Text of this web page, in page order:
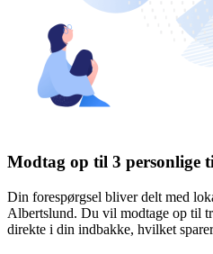
Modtag op til 3 personlige
Din forespørgsel bliver delt med
Albertslund. Du vil modtage op til
direkte i din indbakke, hvilket